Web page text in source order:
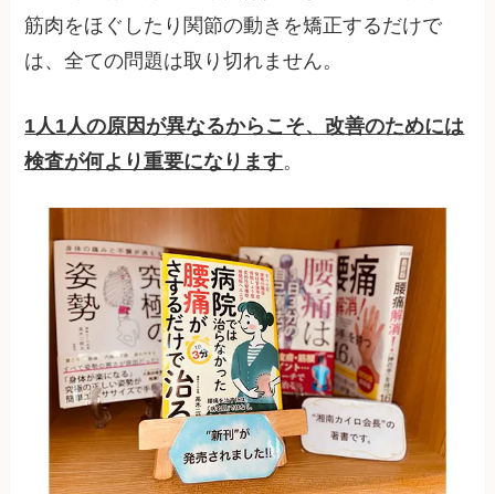
筋肉をほぐしたり関節の動きを矯正するだけで
は、全ての問題は取り切れません。
1人1人の原因が異なるからこそ、改善のためには
検査が何より重要になります。